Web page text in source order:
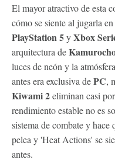
El mayor atractivo de esta
cómo se siente al jugarla
PlayStation 5yXbox
arquitectura de
luces de neón y la
antes era exclusiva dePC,
Kiwami 2eliminan casi
rendimiento estable no es
sistema de combate y hace
pelea y 'Heat Actions' se
antes.